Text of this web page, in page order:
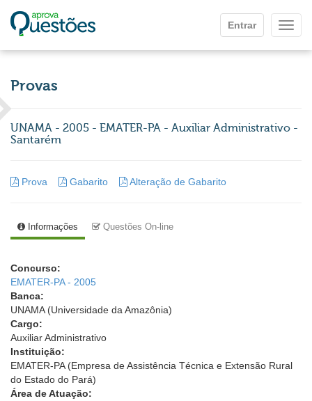
Entrar
Provas
UNAMA - 2005 - EMATER-PA - Auxiliar Administrativo -
Santarém
Prova Gabarito Alteração de Gabarito
Informações Questões On-line
Concurso:
EMATER-PA - 2005
Banca:
UNAMA (Universidade da Amazônia)
Cargo:
Auxiliar Administrativo
Instituição:
EMATER-PA (Empresa de Assistência Técnica e Extensão Rural
do Estado do Pará)
Área de Atuação: